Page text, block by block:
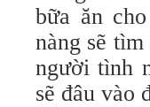
bữa ăn
nàng sẽ
người tình
sẽ đâu vào